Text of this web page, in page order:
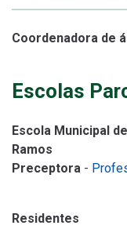
Coordenadora de
Escolas
Escola Municipal
Ramos
Preceptora -
Residentes